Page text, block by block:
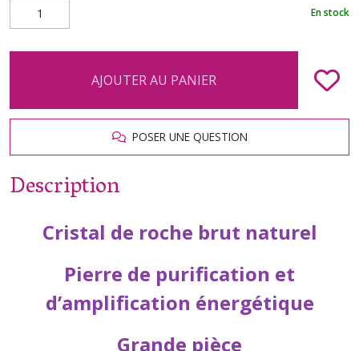
En stock
AJOUTER AU PANIER
POSER UNE QUESTION
Description
Cristal de roche brut naturel
Pierre de purification et
d’amplification énergétique
Grande pièce